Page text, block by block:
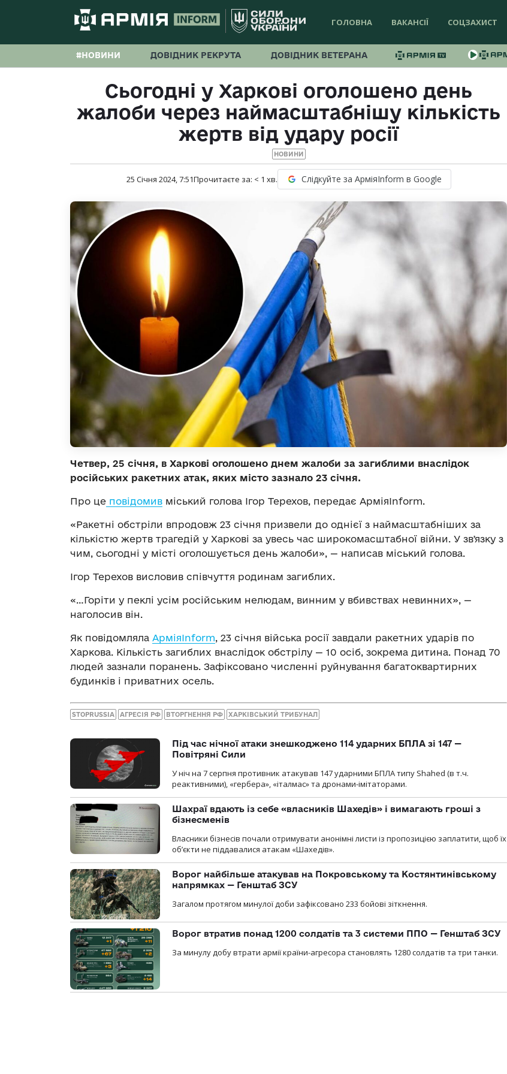
ГОЛОВНА ВАКАНСІЇ СОЦЗАХИСТ
#НОВИНИ ДОВІДНИК РЕКРУТА ДОВІДНИК ВЕТЕРАНА
Сьогодні у Харкові оголошено день
жалоби через наймасштабнішу кількість
жертв від удару росії
НОВИНИ
25 Січня 2024, 7:51Прочитаєте за: < 1 хв. Слідкуйте за АрміяInform в Google
Четвер, 25 січня, в Харкові оголошено днем жалоби за загиблими внаслідок
російських ракетних атак, яких місто зазнало 23 січня.
Про це повідомив міський голова Ігор Терехов, передає АрміяInform.
«Ракетні обстріли впродовж 23 січня призвели до однієї з наймасштабніших за
кількістю жертв трагедій у Харкові за увесь час широкомасштабної війни. У звʼязку з
чим, сьогодні у місті оголошується день жалоби», — написав міський голова.
Ігор Терехов висловив співчуття родинам загиблих.
«…Горіти у пеклі усім російським нелюдам, винним у вбивствах невинних», —
наголосив він.
Як повідомляла АрміяInform, 23 січня війська росії завдали ракетних ударів по
Харкова. Кількість загиблих внаслідок обстрілу — 10 осіб, зокрема дитина. Понад 70
людей зазнали поранень. Зафіксовано численні руйнування багатоквартирних
будинків і приватних осель.
STOPRUSSIA АГРЕСІЯ РФ ВТОРГНЕННЯ РФ ХАРКІВСЬКИЙ ТРИБУНАЛ
Під час нічної атаки знешкоджено 114 ударних БПЛА зі 147 —
Повітряні Сили
У ніч на 7 серпня противник атакував 147 ударними БПЛА типу Shahed (в т.ч.
реактивними), «гербера», «італмас» та дронами-імітаторами.
Шахраї вдають із себе «власників Шахедів» і вимагають гроші з
бізнесменів
Власники бізнесів почали отримувати анонімні листи із пропозицією заплатити, щоб їх
об’єкти не піддавалися атакам «Шахедів».
Ворог найбільше атакував на Покровському та Костянтинівському
напрямках — Генштаб ЗСУ
Загалом протягом минулої доби зафіксовано 233 бойові зіткнення.
Ворог втратив понад 1200 солдатів та 3 системи ППО — Генштаб ЗСУ
За минулу добу втрати армії країни-агресора становлять 1280 солдатів та три танки.